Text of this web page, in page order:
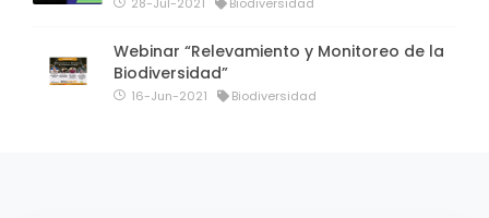
Webinar “Relevamiento y Monitoreo de la
Biodiversidad”
16-Jun-2021 Biodiversidad